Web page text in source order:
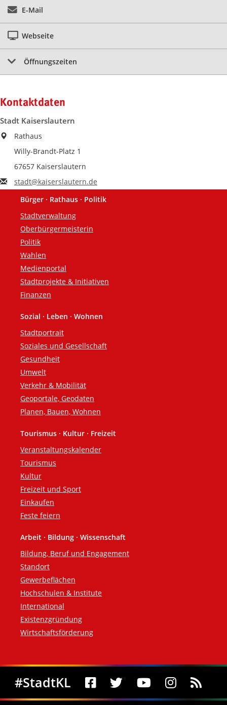
E-Mail
Webseite
Öffnungszeiten
Kontaktdaten
Stadt Kaiserslautern
Rathaus
Willy-Brandt-Platz 1
67657 Kaiserslautern
stadt@kaiserslautern.de
Fußzeile
Bürger · Rathaus · Politik
Stadtverwaltung
Oberbürgermeisterin
Politik
Wahlen
Medienportal
Stadtprojekte & Initiativen
Finanzen
Sozial · Leben · Wohnen
Stadtportrait
Soziales und Gesellschaft
Gesundheit
Umwelt
Verkehr & Mobilität
Geoportale, Geodaten
Planen, Bauen, Wohnen
Tourismus · Kultur · Freizeit
Veranstaltungskalender
Tourismus
Kultur
Freizeit und Sport
Einkaufen
Feste feiern
Arbeit · Bildung · Wissenschaft
Bildung, Beruf und Engagement
Standort
Gewerbeflächen
Hochschulen & Institute
International
Existenzgründung
Wirtschaftsförderung
Social Media
#StadtKL